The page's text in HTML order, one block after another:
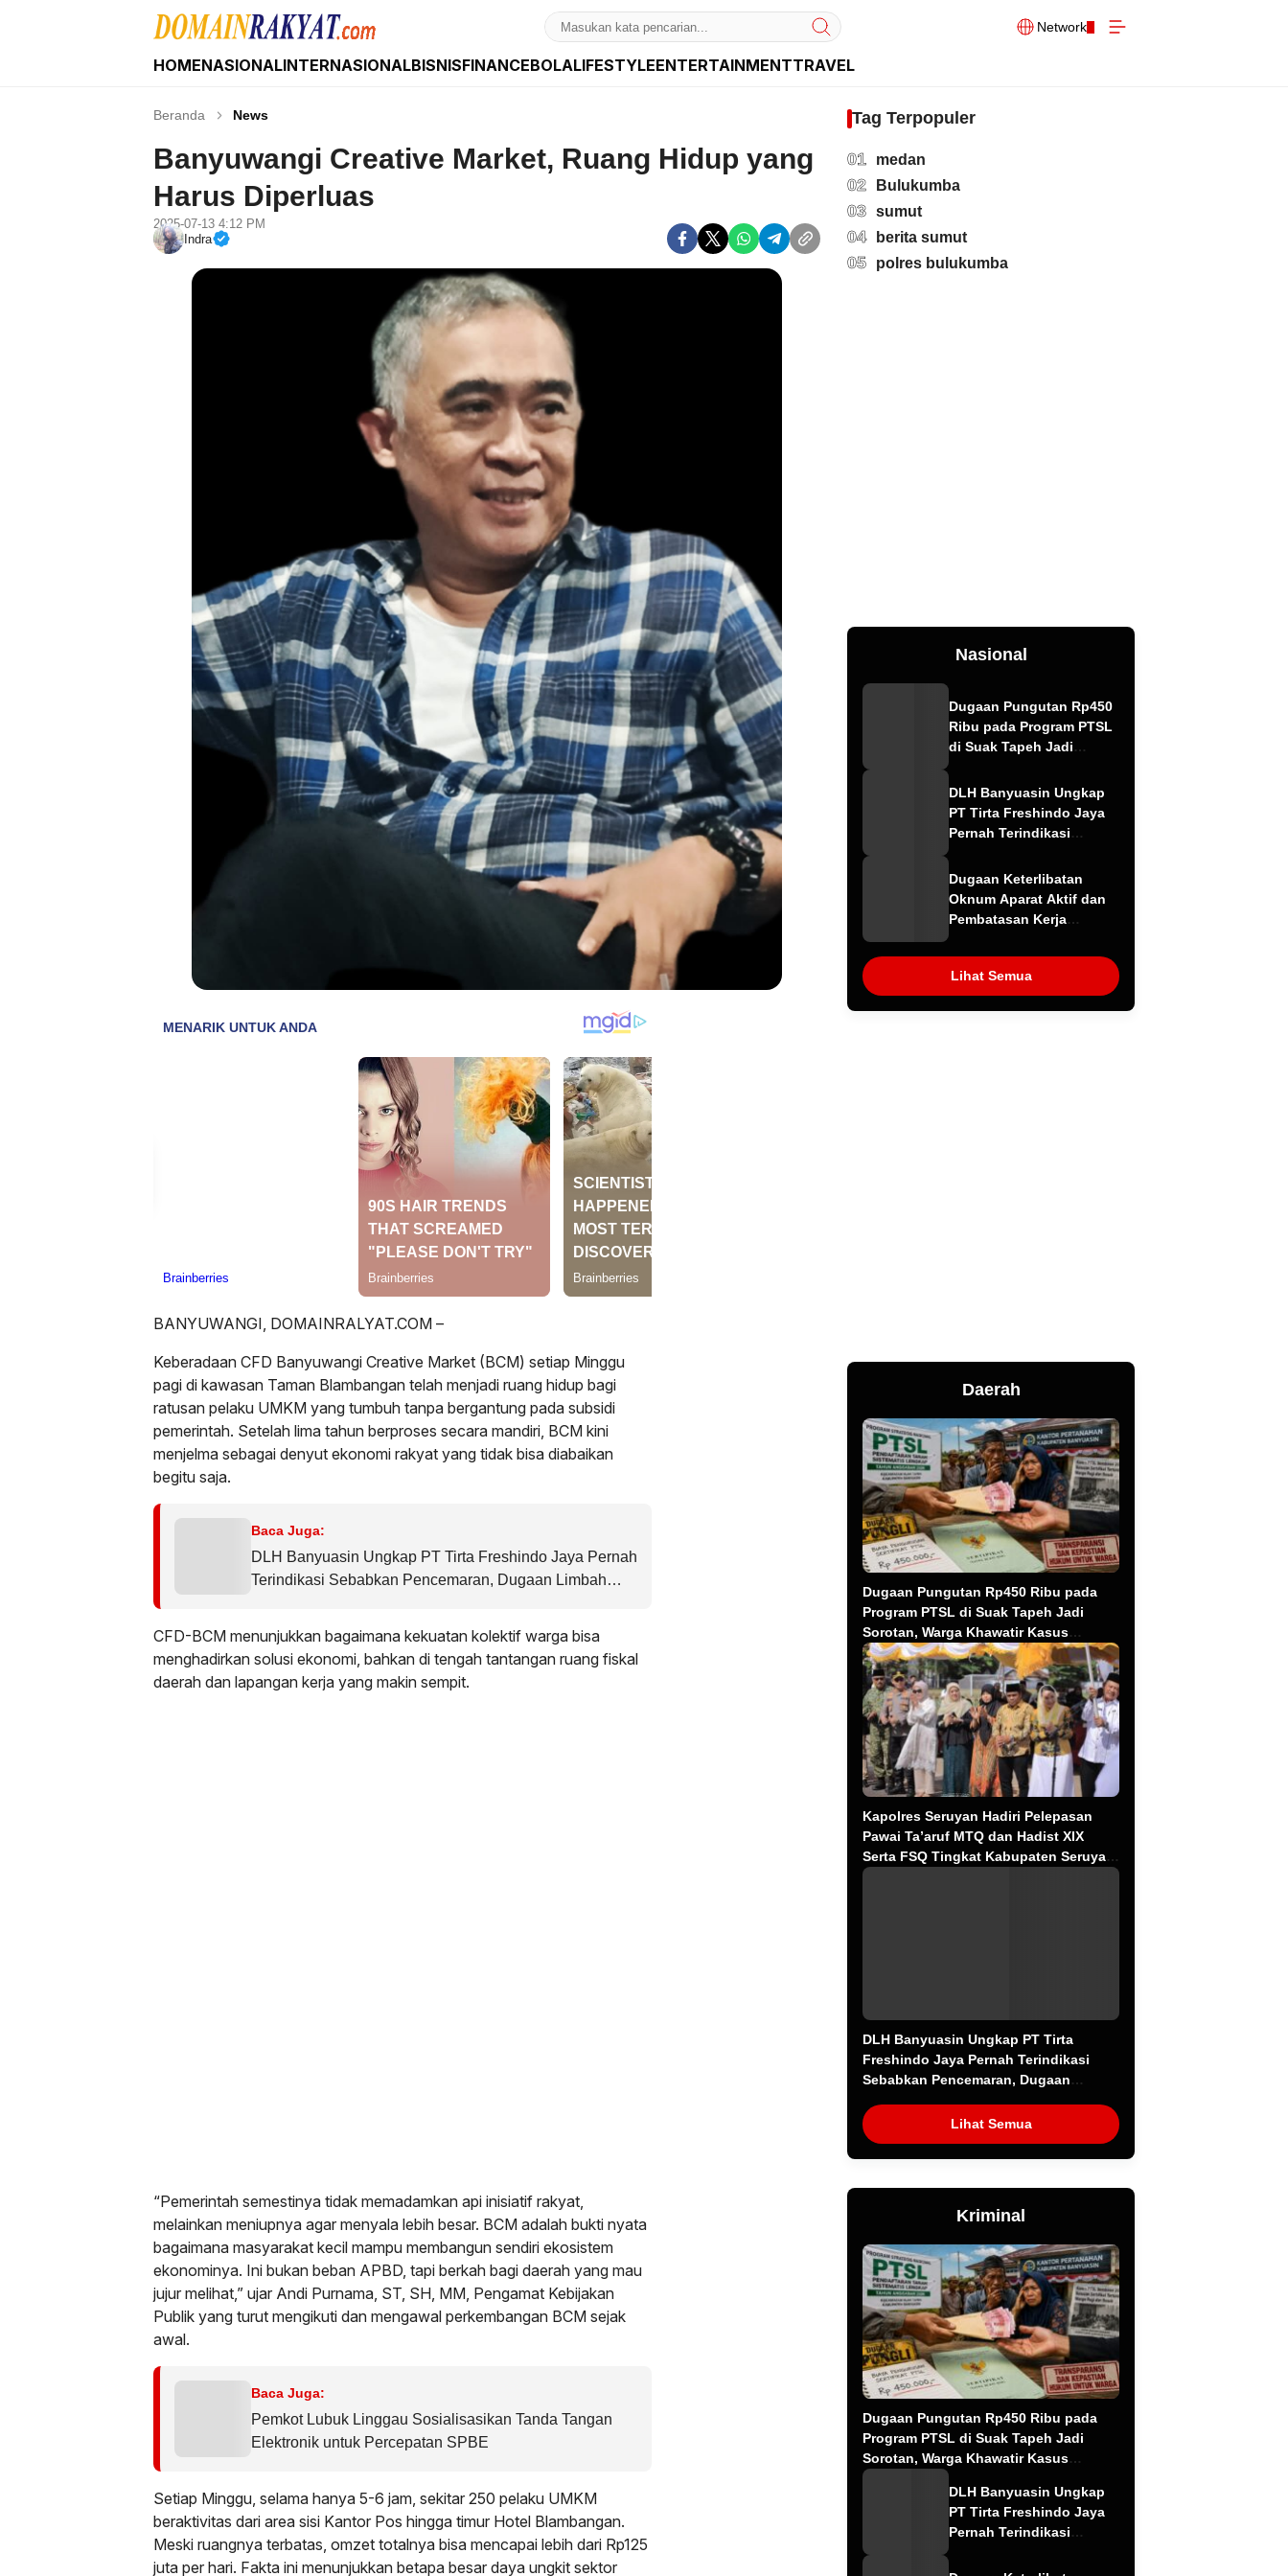
Domain Rakyat
Berita Hari Ini Terkini dan Terbaru Indonesia dan Internasional
Network
HOMENASIONALINTERNASIONALBISNISFINANCEBOLALIFESTYLEENTERTAINMENTTRAVEL
Beranda News
Banyuwangi Creative Market, Ruang Hidup yang
Harus Diperluas
2025-07-13 4:12 PM
Indra
BANYUWANGI, DOMAINRALYAT.COM –
Keberadaan CFD Banyuwangi Creative Market (BCM) setiap Minggu
pagi di kawasan Taman Blambangan telah menjadi ruang hidup bagi
ratusan pelaku UMKM yang tumbuh tanpa bergantung pada subsidi
pemerintah. Setelah lima tahun berproses secara mandiri, BCM kini
menjelma sebagai denyut ekonomi rakyat yang tidak bisa diabaikan
begitu saja.
Baca Juga:
DLH Banyuasin Ungkap PT Tirta Freshindo Jaya Pernah
Terindikasi Sebabkan Pencemaran, Dugaan Limbah
CFD-BCM menunjukkan bagaimana kekuatan kolektif warga bisa
menghadirkan solusi ekonomi, bahkan di tengah tantangan ruang fiskal
daerah dan lapangan kerja yang makin sempit.
“Pemerintah semestinya tidak memadamkan api inisiatif rakyat,
melainkan meniupnya agar menyala lebih besar. BCM adalah bukti nyata
bagaimana masyarakat kecil mampu membangun sendiri ekosistem
ekonominya. Ini bukan beban APBD, tapi berkah bagi daerah yang mau
jujur melihat,” ujar Andi Purnama, ST, SH, MM, Pengamat Kebijakan
Publik yang turut mengikuti dan mengawal perkembangan BCM sejak
awal.
Baca Juga:
Pemkot Lubuk Linggau Sosialisasikan Tanda Tangan
Elektronik untuk Percepatan SPBE
Setiap Minggu, selama hanya 5-6 jam, sekitar 250 pelaku UMKM
beraktivitas dari area sisi Kantor Pos hingga timur Hotel Blambangan.
Meski ruangnya terbatas, omzet totalnya bisa mencapai lebih dari Rp125
juta per hari. Fakta ini menunjukkan betapa besar daya ungkit sektor
Tag Terpopuler
01 medan
02 Bulukumba
03 sumut
04 berita sumut
05 polres bulukumba
Nasional
Dugaan Pungutan Rp450
Ribu pada Program PTSL
di Suak Tapeh Jadi
Kasus Sembawa Terulang
DLH Banyuasin Ungkap
PT Tirta Freshindo Jaya
Pernah Terindikasi
Dugaan Limbah Kembali
Diselidiki
Dugaan Keterlibatan
Oknum Aparat Aktif dan
Pembatasan Kerja
Perusahaan Jadi Sorotan
dalam Kasus Dugaan
Pencemaran Limbah PT
Lihat Semua
Daerah
Dugaan Pungutan Rp450 Ribu pada
Program PTSL di Suak Tapeh Jadi
Sorotan, Warga Khawatir Kasus
Sembawa Terulang
Kapolres Seruyan Hadiri Pelepasan
Pawai Ta’aruf MTQ dan Hadist XlX
Serta FSQ Tingkat Kabupaten Seruyan
Tahun 2026.
DLH Banyuasin Ungkap PT Tirta
Freshindo Jaya Pernah Terindikasi
Sebabkan Pencemaran, Dugaan
Lihat Semua
Kriminal
Dugaan Pungutan Rp450 Ribu pada
Program PTSL di Suak Tapeh Jadi
Sorotan, Warga Khawatir Kasus
Sembawa Terulang
DLH Banyuasin Ungkap
PT Tirta Freshindo Jaya
Pernah Terindikasi
Dugaan Limbah Kembali